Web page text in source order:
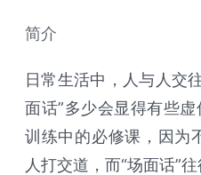
简介
日常生活中，人与人交
面话”多少会显得有些
训练中的必修课，因为
人打交道，而“场面话”